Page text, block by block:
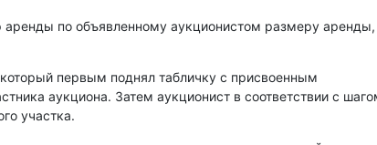
по объявленному аукционистом размеру аренды,
первым поднял табличку с присвоенным
аукциона. Затем аукционист в соответствии с
участка.